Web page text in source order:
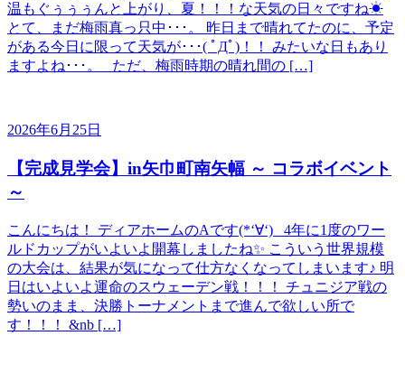
温もぐぅぅぅんと上がり、夏！！！な天気の日々ですね☀
とて、まだ梅雨真っ只中･･･。 昨日まで晴れてたのに、予定
がある今日に限って天気が･･･( ﾟДﾟ)！！ みたいな日もあり
ますよね･･･。 ただ、梅雨時期の晴れ間の […]
2026年6月25日
【完成見学会】in矢巾町南矢幅 ～ コラボイベント
～
こんにちは！ ディアホームのAです(*‘∀‘) 4年に1度のワー
ルドカップがいよいよ開幕しましたね✨ こういう世界規模
の大会は、結果が気になって仕方なくなってしまいます♪ 明
日はいよいよ運命のスウェーデン戦！！！ チュニジア戦の
勢いのまま、決勝トーナメントまで進んで欲しい所で
す！！！ &nb […]